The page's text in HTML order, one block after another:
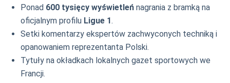
Ponad 600 tysięcy wyświetleń nagrania z bramką na
oficjalnym profilu Ligue 1.
Setki komentarzy ekspertów zachwyconych techniką i
opanowaniem reprezentanta Polski.
Tytuły na okładkach lokalnych gazet sportowych we
Francji.